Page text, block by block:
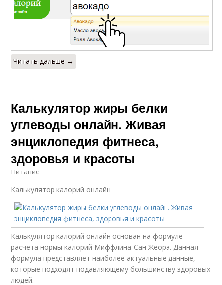
Читать дальше →
Калькулятор жиры белки
углеводы онлайн. Живая
энциклопедия фитнеса,
здоровья и красоты
Питание
Калькулятор калорий онлайн
Калькулятор калорий онлайн основан на формуле
расчета нормы калорий Миффлина-Сан Жеора. Данная
формула представляет наиболее актуальные данные,
которые подходят подавляющему большинству здоровых
людей.